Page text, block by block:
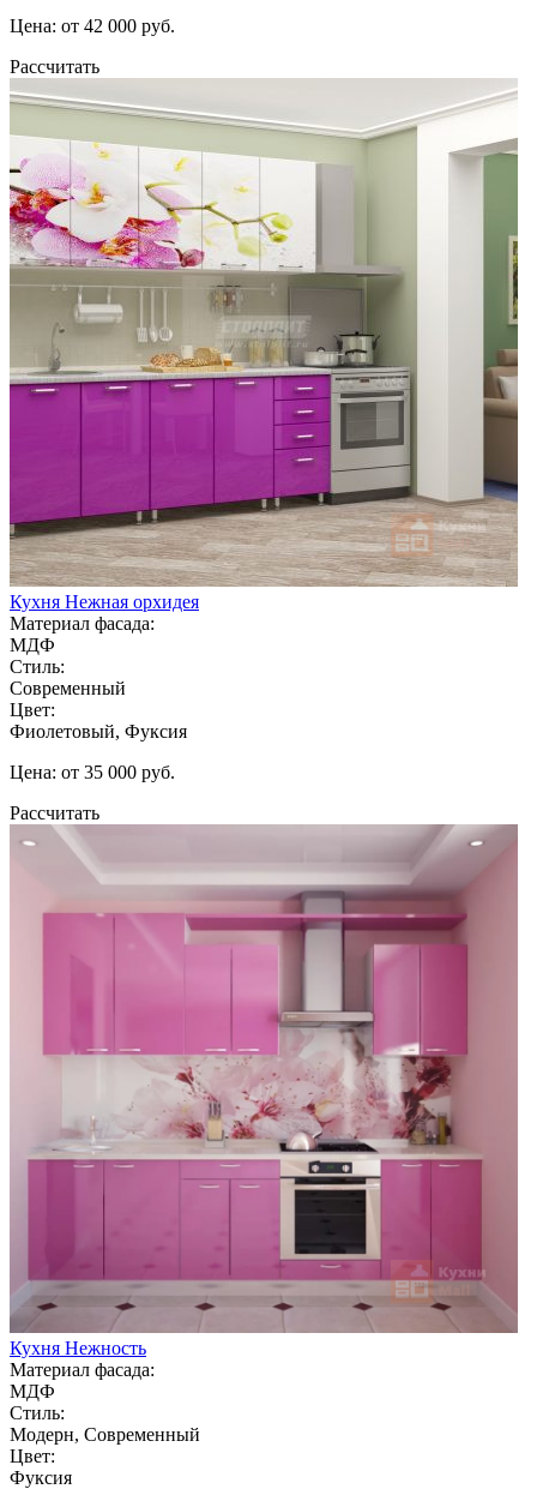
Цена: от 42 000 руб.
Рассчитать
Кухня Нежная орхидея
Материал фасада:
МДФ
Стиль:
Современный
Цвет:
Фиолетовый, Фуксия
Цена: от 35 000 руб.
Рассчитать
Кухня Нежность
Материал фасада:
МДФ
Стиль:
Модерн, Современный
Цвет:
Фуксия